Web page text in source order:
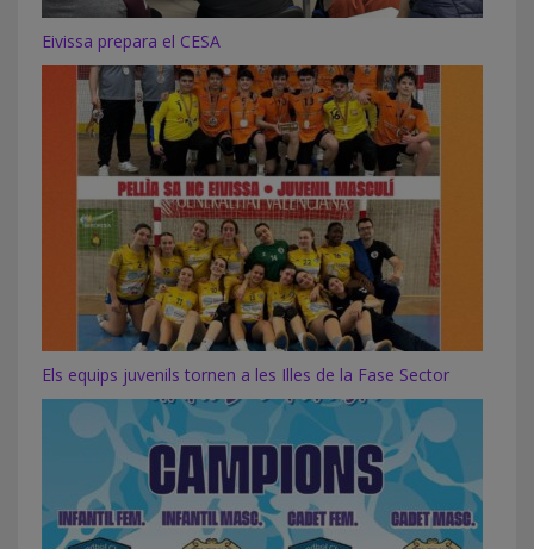
Eivissa prepara el CESA
Els equips juvenils tornen a les Illes de la Fase Sector